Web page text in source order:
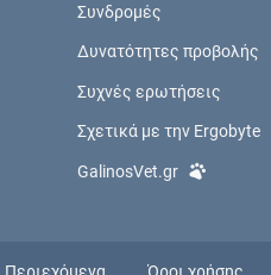
Συνδρομές
Δυνατότητες προβολής
Συχνές ερωτήσεις
Σχετικά με την Ergobyte
GalinosVet.gr
Περιεχόμενα Όροι χρήσης